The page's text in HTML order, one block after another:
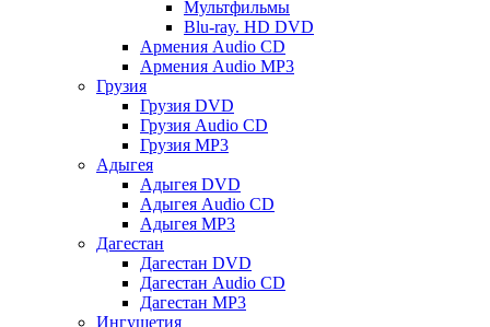
Мультфильмы
Blu-ray. HD DVD
Армения Audio CD
Армения Audio MP3
Грузия
Грузия DVD
Грузия Audio CD
Грузия MP3
Адыгея
Адыгея DVD
Адыгея Audio CD
Адыгея MP3
Дагестан
Дагестан DVD
Дагестан Audio CD
Дагестан MP3
Ингушетия